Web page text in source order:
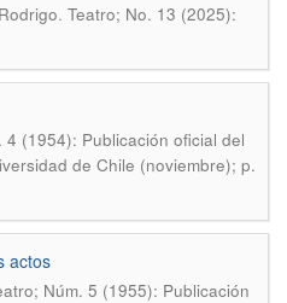
. Teatro; No. 13 (2025):
4 (1954): Publicación oficial del
de Chile (noviembre); p.
actos
Núm. 5 (1955): Publicación